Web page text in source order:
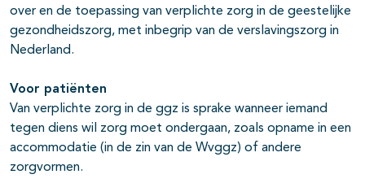
over en de toepassing van verplichte zorg in de geestelijke
gezondheidszorg, met inbegrip van de verslavingszorg in
Nederland.
Voor patiënten
Van verplichte zorg in de ggz is sprake wanneer iemand
tegen diens wil zorg moet ondergaan, zoals opname in een
accommodatie (in de zin van de Wvggz) of andere
zorgvormen.